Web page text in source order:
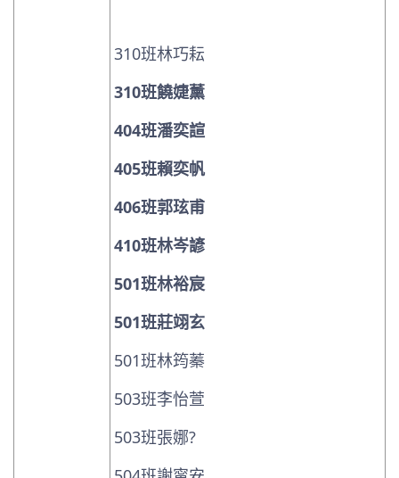
310班林巧耘
310班饒婕薰
404班潘奕諠
405班賴奕帆
406班郭玹甫
410班林岑諺
501班林裕宸
501班莊翊玄
501班林筠蓁
503班李怡萱
503班張娜?